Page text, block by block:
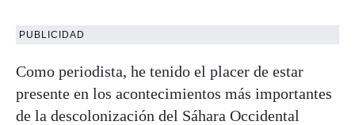
PUBLICIDAD
Como periodista, he tenido el placer de estar
presente en los acontecimientos más importantes
de la descolonización del Sáhara Occidental